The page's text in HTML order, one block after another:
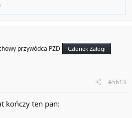
przywódca PZD
Członek Załogi
#5613
kończy ten pan: